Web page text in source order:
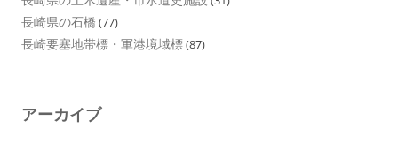
長崎県の石橋 (77)
長崎要塞地帯標・軍港境域標(87)
アーカイブ